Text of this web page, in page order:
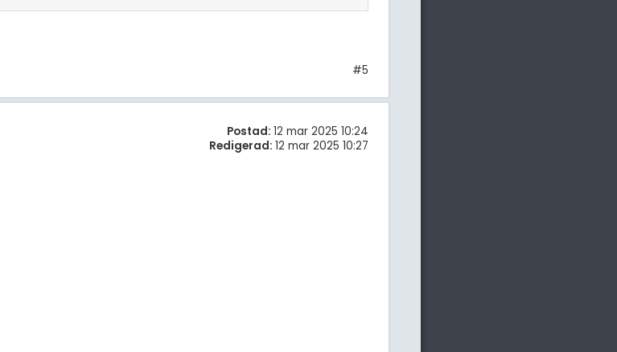
#5
Postad: 12 mar 2025 10:24
Redigerad: 12 mar 2025 10:27